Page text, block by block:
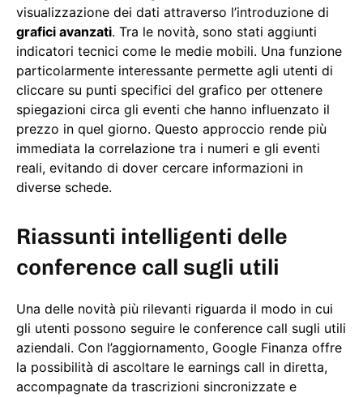
visualizzazione dei dati attraverso l’introduzione di
grafici avanzati. Tra le novità, sono stati aggiunti
indicatori tecnici come le medie mobili. Una funzione
particolarmente interessante permette agli utenti di
cliccare su punti specifici del grafico per ottenere
spiegazioni circa gli eventi che hanno influenzato il
prezzo in quel giorno. Questo approccio rende più
immediata la correlazione tra i numeri e gli eventi
reali, evitando di dover cercare informazioni in
diverse schede.
Riassunti intelligenti delle
conference call sugli utili
Una delle novità più rilevanti riguarda il modo in cui
gli utenti possono seguire le conference call sugli utili
aziendali. Con l’aggiornamento, Google Finanza offre
la possibilità di ascoltare le earnings call in diretta,
accompagnate da trascrizioni sincronizzate e